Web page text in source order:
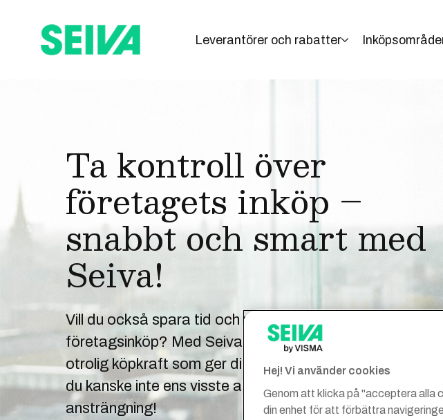
Leverantörer och rabatter
Ta kontroll över
företagets inköp –
snabbt och smart med
Seiva!
Vill du också spara tid och pengar på dina
företagsinköp? Med Seiva får du direkt tillgång till en
otrolig köpkraft som ger dig förmånliga avtal på tjänster
du kanske inte ens visste att du behövde – helt utan
ansträngning!
Hej! Vi använder cookies
Genom att klicka på "acceptera alla
din enhet för att förbättra